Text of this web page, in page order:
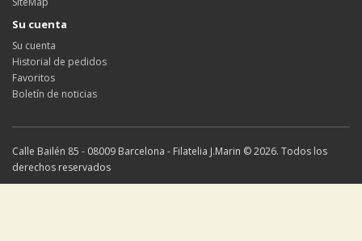
Su cuenta
Su cuenta
Historial de pedidos
Favoritos
Boletín de noticias
Calle Bailén 85 - 08009 Barcelona - Filatelia J.Marin © 2026. Todos los
derechos reservados